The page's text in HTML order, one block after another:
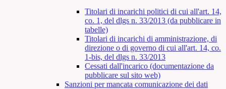
Titolari di incarichi politici di cui all'art. 14,
co. 1, del dlgs n. 33/2013 (da pubblicare in
tabelle)
Titolari di incarichi di amministrazione, di
direzione o di governo di cui all'art. 14, co.
1-bis, del dlgs n. 33/2013
Cessati dall'incarico (documentazione da
pubblicare sul sito web)
Sanzioni per mancata comunicazione dei dati